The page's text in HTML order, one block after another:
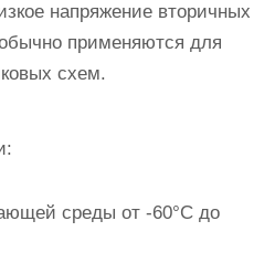
напряжение вторичных
применяются для
схем.
среды от -60°С до